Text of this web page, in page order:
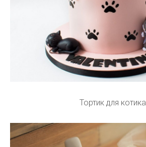
Тортик для котика